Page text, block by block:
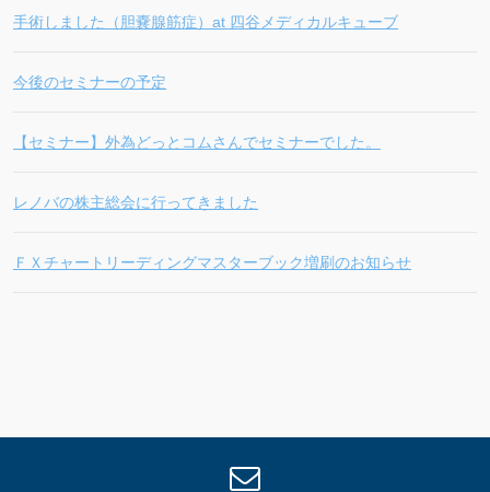
手術しました（胆嚢腺筋症）at 四谷メディカルキューブ
今後のセミナーの予定
【セミナー】外為どっとコムさんでセミナーでした。
レノバの株主総会に行ってきました
ＦＸチャートリーディングマスターブック増刷のお知らせ